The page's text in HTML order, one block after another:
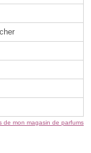
de mon magasin de parfums